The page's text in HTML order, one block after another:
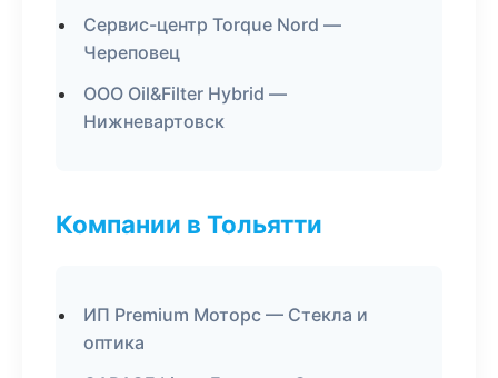
Сервис-центр Torque Nord —
Череповец
ООО Oil&Filter Hybrid —
Нижневартовск
Компании в Тольятти
ИП Premium Моторс — Стекла и
оптика